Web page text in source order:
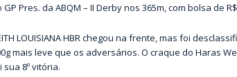
GP Pres. da ABQM – II Derby nos 365m, com bolsa de
LOUISIANA HBR chegou na frente, mas foi
mais leve que os adversários. O craque do Haras
sua 8º vitória.